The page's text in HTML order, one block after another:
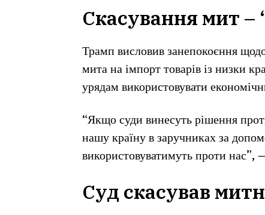
Скасування мит –
Трамп висловив занепокоєння
мита на імпорт товарів із низки
урядам використовувати
“Якщо суди винесуть рішення
нашу країну в заручниках за
використовуватимуть проти нас”,
Суд скасував